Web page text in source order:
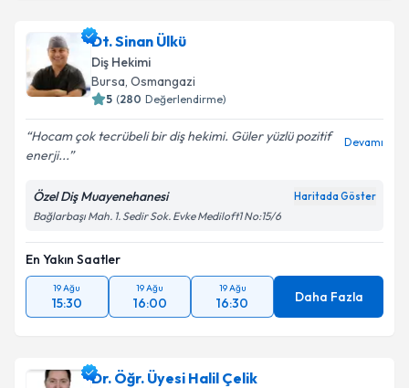
Dt. Sinan Ülkü
Diş Hekimi
Bursa, Osmangazi
5 (280 Değerlendirme)
Hocam çok tecrübeli bir diş hekimi. Güler yüzlü pozitif
enerji...
Devamı
Özel Diş Muayenehanesi Haritada Göster
Bağlarbaşı Mah. 1. Sedir Sok. Evke Mediloft1 No:15/6
En Yakın Saatler
19 Ağu
15:30
19 Ağu
16:00
19 Ağu
16:30 Daha Fazla
Dr. Öğr. Üyesi Halil Çelik